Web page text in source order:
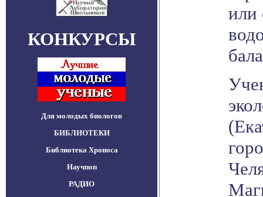
КОНКУРСЫ
Для молодых биологов
БИБЛИОТЕКИ
Библиотека Хроноса
Научпоп
РАДИО
или